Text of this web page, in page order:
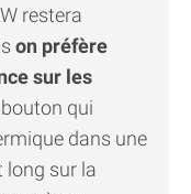
restera
on préfère
sur les
qui
dans une
long sur la